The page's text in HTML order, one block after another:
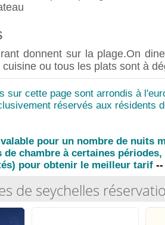
donnent sur la plage.On
ou tous les plats sont à
sur cette page sont arrondis à
réservés aux résidents
pour un nombre de nuits
de chambre à certaines
pour obtenir le meilleur tarif --
de seychelles